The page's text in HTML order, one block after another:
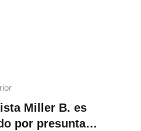
Miller B. es
por presunta